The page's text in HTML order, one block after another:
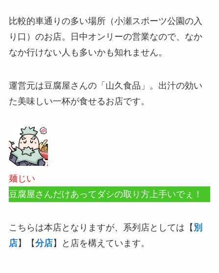
比較的車通りの多い場所（小瀬スポーツ公園の入
り口）のお店。日中オンリーの営業なので、なか
なか行けない人も多いかも知れません。
運営元は豆腐屋さんの「山久食品」。出汁の効い
た美味しい一杯が食せるお店です。
麺じい
豆腐屋さんだけあってダシの取り方上手いでぇ！
こちらは本店となりますが、系列店としては【 別
店】【分店】と店を構えています。